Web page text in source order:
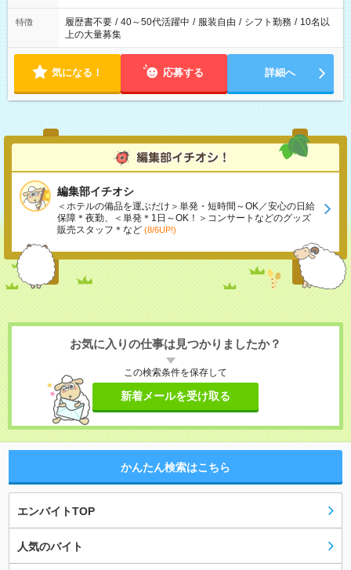
特徴 履歴書不要 / 40～50代活躍中 / 服装自由 / シフト勤務 / 10名以
上の大量募集
気になる！ 応募する 詳細へ
編集部イチオシ
＜ホテルの備品を運ぶだけ＞単発・短時間～OK／安心の日給
保障＊夜勤、＜単発＊1日～OK！＞コンサートなどのグッズ
販売スタッフ＊など (8/6UP!)
お気に入りの仕事は見つかりましたか？
この検索条件を保存して
新着メールを受け取る
かんたん検索はこちら
エンバイトTOP
人気のバイト